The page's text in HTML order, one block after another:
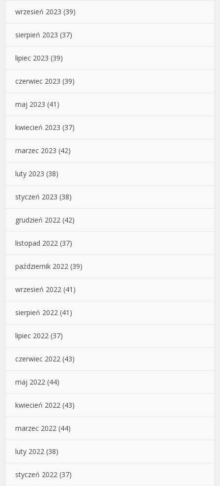
wrzesień 2023 (39)
sierpień 2023 (37)
lipiec 2023 (39)
czerwiec 2023 (39)
maj 2023 (41)
kwiecień 2023 (37)
marzec 2023 (42)
luty 2023 (38)
styczeń 2023 (38)
grudzień 2022 (42)
listopad 2022 (37)
październik 2022 (39)
wrzesień 2022 (41)
sierpień 2022 (41)
lipiec 2022 (37)
czerwiec 2022 (43)
maj 2022 (44)
kwiecień 2022 (43)
marzec 2022 (44)
luty 2022 (38)
styczeń 2022 (37)